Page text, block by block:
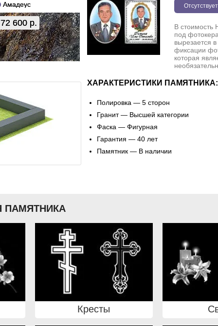
Амадеус
72 600 р.
Отсутствует
В стоимость
под
вырезается
фиксации
которая
ХАРАКТЕРИСТИКИ ПАМЯТНИКА:
Полировка — 5 сторон
Гранит — Высшей категории
Фаска — Фигурная
Гарантия — 40 лет
Памятник — В наличии
ПАМЯТНИКА
Кресты